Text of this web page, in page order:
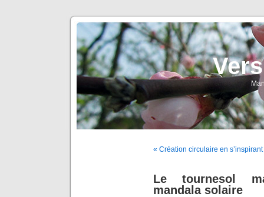
« Création circulaire en s’inspirant
Le tournesol
mandala solaire